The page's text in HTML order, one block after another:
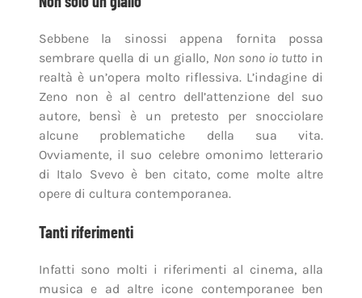
Sebbene la sinossi appena fornita possa
sembrare quella di un giallo, Non sono io tuttoin
realtà è un’opera molto riflessiva. L’indagine di
Zeno non è al centro dell’attenzione del suo
autore, bensì è un pretesto per snocciolare
alcune problematiche della sua vita.
Ovviamente, il suo celebre omonimo letterario
di Italo Svevo è ben citato, come molte altre
opere di cultura contemporanea.
Tanti riferimenti
Infatti sono molti i riferimenti al cinema, alla
musica e ad altre icone contemporanee ben